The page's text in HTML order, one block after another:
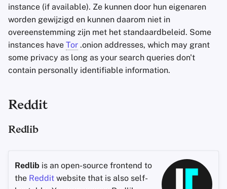
instance (if available). Ze kunnen door hun eigenaren
worden gewijzigd en kunnen daarom niet in
overeenstemming zijn met het standaardbeleid. Some
instances have Tor .onion addresses, which may grant
some privacy as long as your search queries don't
contain personally identifiable information.
Reddit
Redlib
Redlib is an open-source frontend to
the Reddit website that is also self-